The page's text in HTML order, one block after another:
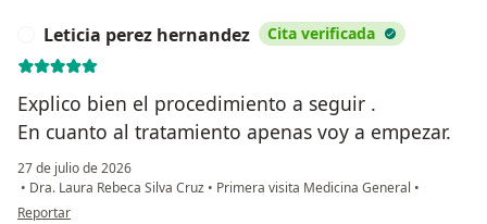
Leticia perez hernandez Cita verificada
Explico bien el procedimiento a seguir .
En cuanto al tratamiento apenas voy a empezar.
27 de julio de 2026
• Dra. Laura Rebeca Silva Cruz • Primera visita Medicina General •
en opinión del usuario Leticia perez hernandez
Reportar